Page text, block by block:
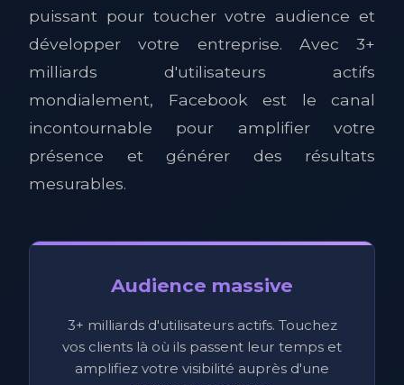
puissant pour toucher votre audience et
développer votre entreprise. Avec 3+
milliards d'utilisateurs actifs
mondialement, Facebook est le canal
incontournable pour amplifier votre
présence et générer des résultats
mesurables.
Audience massive
3+ milliards d'utilisateurs actifs. Touchez
vos clients là où ils passent leur temps et
amplifiez votre visibilité auprès d'une